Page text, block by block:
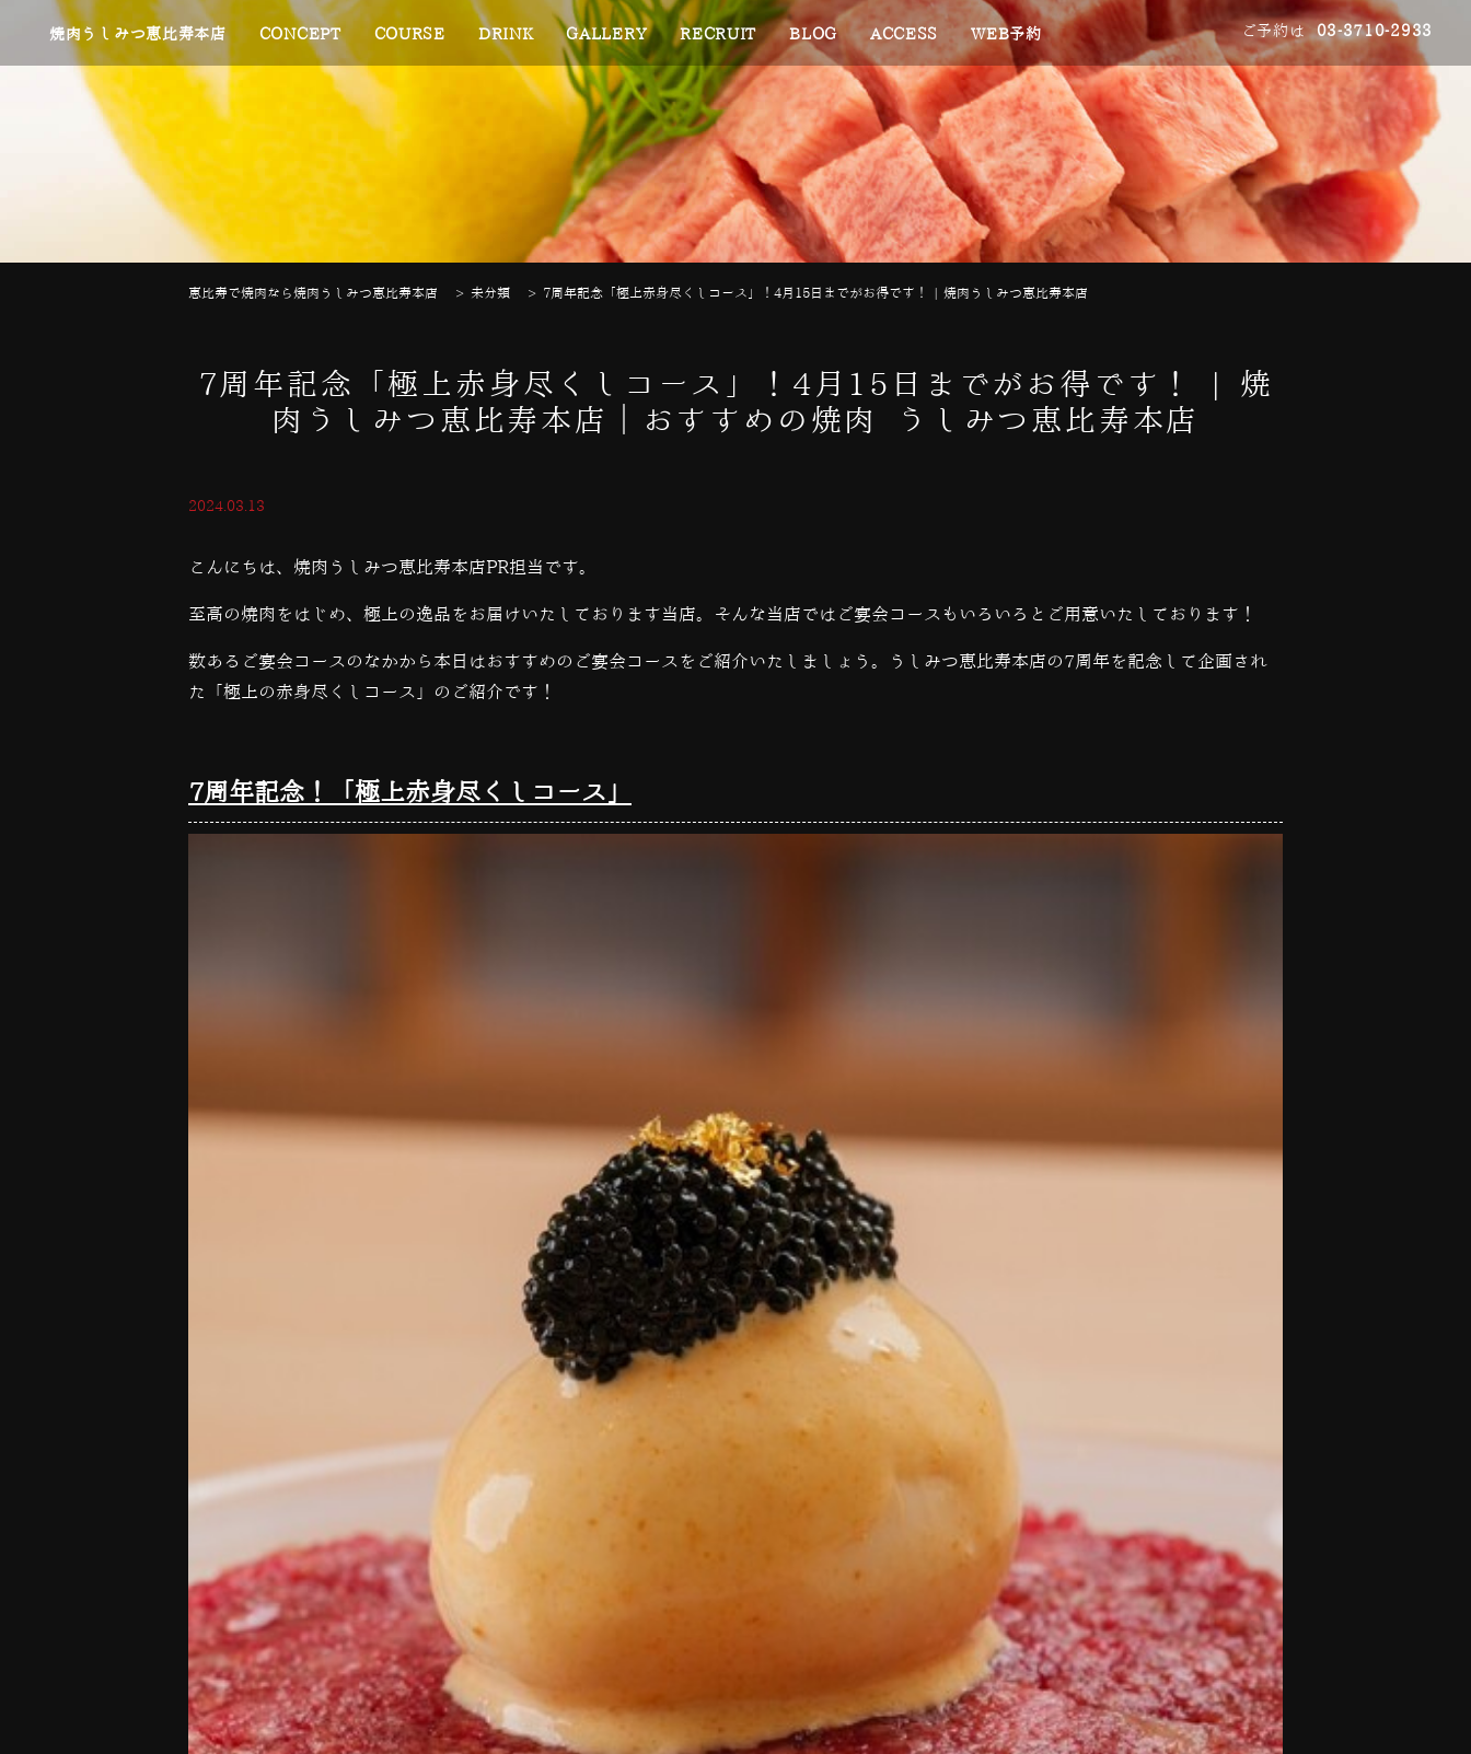
焼肉うしみつ恵比寿本店 CONCEPT COURSE DRINK GALLERY RECRUIT BLOG ACCESS WEB予約 ご予約は 03-3710-2933
恵比寿で焼肉なら焼肉うしみつ恵比寿本店 > 未分類 > 7周年記念「極上赤身尽くしコース」！4月15日までがお得です！ | 焼肉うしみつ恵比寿本店
7周年記念「極上赤身尽くしコース」！4月15日までがお得です！ | 焼
肉うしみつ恵比寿本店｜おすすめの焼肉 うしみつ恵比寿本店
2024.03.13
こんにちは、焼肉うしみつ恵比寿本店PR担当です。
至高の焼肉をはじめ、極上の逸品をお届けいたしております当店。そんな当店ではご宴会コースもいろいろとご用意いたしております！
数あるご宴会コースのなかから本日はおすすめのご宴会コースをご紹介いたしましょう。うしみつ恵比寿本店の7周年を記念して企画され
た「極上の赤身尽くしコース」のご紹介です！
7周年記念！「極上赤身尽くしコース」